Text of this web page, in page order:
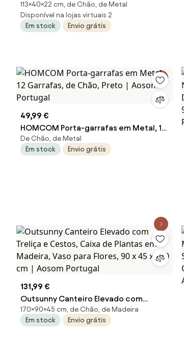
níveis interior e exterior suporte de
plantas para jardim varanda sala
40x22x113cm preto | Aosom Portugal
113×40×22 cm, de Chão, de Metal
Disponível na lojas virtuais 2
Em stock
Envio grátis
49,99 €
HOMCOM Porta-garrafas em Metal, 12
Garrafas, de Chão, Preto | Aosom
Portugal
De Chão, de Metal
Em stock
Envio grátis
131,99 €
Outsunny Canteiro Elevado com
Treliça e Cestos, Caixa de Plantas em
Madeira, Vaso para Flores, 90 x 45 x 170
170×90×45 cm, de Chão, de Madeira
Em stock
Envio grátis